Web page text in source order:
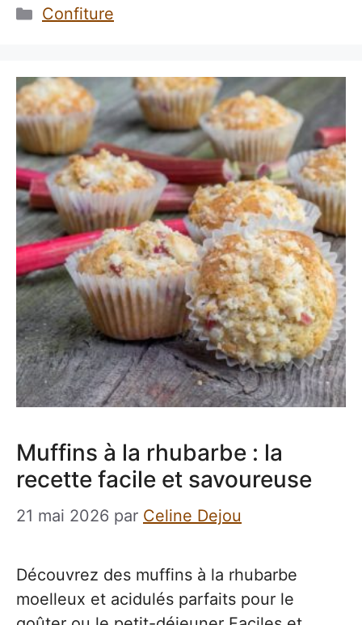
Catégories
Confiture
Muffins à la rhubarbe : la
recette facile et savoureuse
21 mai 2026 par Celine Dejou
Découvrez des muffins à la rhubarbe
moelleux et acidulés parfaits pour le